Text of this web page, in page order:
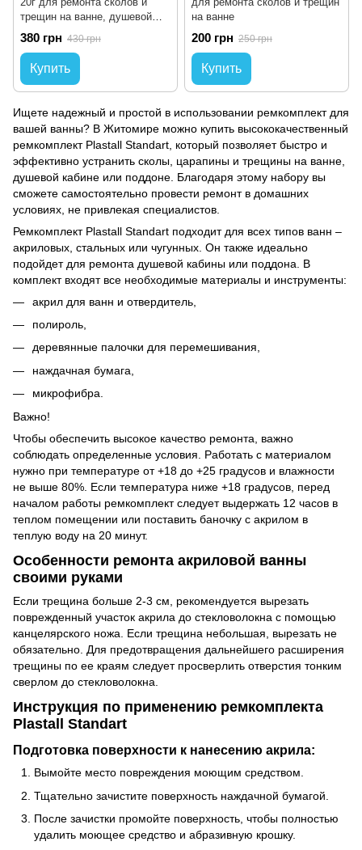
трещин на ванне, душевой
кабине, поддоне
380 грн 430 грн
Купить
на ванне
200 грн 250 грн
Купить
Ищете надежный и простой в использовании ремкомплект для
вашей ванны? В Житомире можно купить высококачественный
ремкомплект Plastall Standart, который позволяет быстро и
эффективно устранить сколы, царапины и трещины на ванне,
душевой кабине или поддоне. Благодаря этому набору вы
сможете самостоятельно провести ремонт в домашних
условиях, не привлекая специалистов.
Ремкомплект Plastall Standart подходит для всех типов ванн –
акриловых, стальных или чугунных. Он также идеально
подойдет для ремонта душевой кабины или поддона. В
комплект входят все необходимые материалы и инструменты:
акрил для ванн и отвердитель,
полироль,
деревянные палочки для перемешивания,
наждачная бумага,
микрофибра.
Важно!
Чтобы обеспечить высокое качество ремонта, важно
соблюдать определенные условия. Работать с материалом
нужно при температуре от +18 до +25 градусов и влажности
не выше 80%. Если температура ниже +18 градусов, перед
началом работы ремкомплект следует выдержать 12 часов в
теплом помещении или поставить баночку с акрилом в
теплую воду на 20 минут.
Особенности ремонта акриловой ванны
своими руками
Если трещина больше 2-3 см, рекомендуется вырезать
поврежденный участок акрила до стекловолокна с помощью
канцелярского ножа. Если трещина небольшая, вырезать не
обязательно. Для предотвращения дальнейшего расширения
трещины по ее краям следует просверлить отверстия тонким
сверлом до стекловолокна.
Инструкция по применению ремкомплекта
Plastall Standart
Подготовка поверхности к нанесению акрила:
Вымойте место повреждения моющим средством.
Тщательно зачистите поверхность наждачной бумагой.
После зачистки промойте поверхность, чтобы полностью
удалить моющее средство и абразивную крошку.